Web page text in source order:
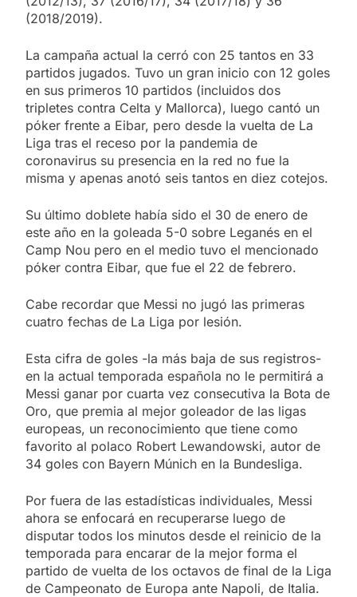
(2018/2019).
La campaña actual la cerró con 25 tantos en 33
partidos jugados. Tuvo un gran inicio con 12 goles
en sus primeros 10 partidos (incluidos dos
tripletes contra Celta y Mallorca), luego cantó un
póker frente a Eibar, pero desde la vuelta de La
Liga tras el receso por la pandemia de
coronavirus su presencia en la red no fue la
misma y apenas anotó seis tantos en diez cotejos.
Su último doblete había sido el 30 de enero de
este año en la goleada 5-0 sobre Leganés en el
Camp Nou pero en el medio tuvo el mencionado
póker contra Eibar, que fue el 22 de febrero.
Cabe recordar que Messi no jugó las primeras
cuatro fechas de La Liga por lesión.
Esta cifra de goles -la más baja de sus registros-
en la actual temporada española no le permitirá a
Messi ganar por cuarta vez consecutiva la Bota de
Oro, que premia al mejor goleador de las ligas
europeas, un reconocimiento que tiene como
favorito al polaco Robert Lewandowski, autor de
34 goles con Bayern Múnich en la Bundesliga.
Por fuera de las estadísticas individuales, Messi
ahora se enfocará en recuperarse luego de
disputar todos los minutos desde el reinicio de la
temporada para encarar de la mejor forma el
partido de vuelta de los octavos de final de la Liga
de Campeonato de Europa ante Napoli, de Italia.